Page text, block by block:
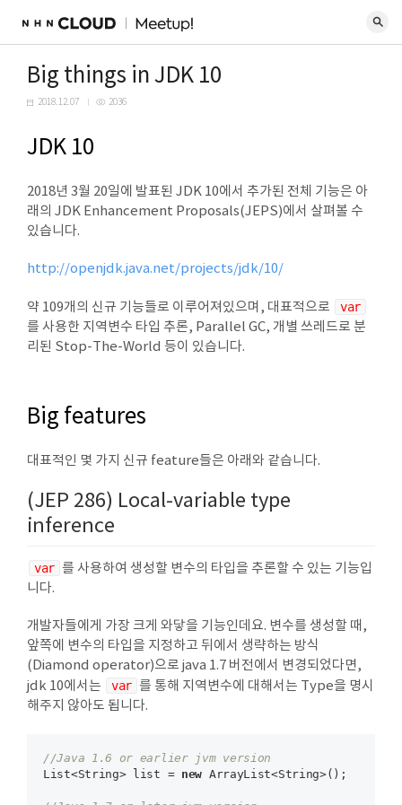
Big things in JDK 10
2018.12.07 2036
JDK 10
2018년 3월 20일에 발표된 JDK 10에서 추가된 전체 기능은 아
래의 JDK Enhancement Proposals(JEPS)에서 살펴볼 수
있습니다.
http://openjdk.java.net/projects/jdk/10/
약 109개의 신규 기능들로 이루어져있으며, 대표적으로 var
를 사용한 지역변수 타입 추론, Parallel GC, 개별 쓰레드로 분
리된 Stop-The-World 등이 있습니다.
Big features
대표적인 몇 가지 신규 feature들은 아래와 같습니다.
(JEP 286) Local-variable type
inference
var 를 사용하여 생성할 변수의 타입을 추론할 수 있는 기능입
니다.
개발자들에게 가장 크게 와닿을 기능인데요. 변수를 생성할 때,
앞쪽에 변수의 타입을 지정하고 뒤에서 생략하는 방식
(Diamond operator)으로 java 1.7 버전에서 변경되었다면,
jdk 10에서는
var 를 통해 지역변수에 대해서는 Type을 명시
해주지 않아도 됩니다.
//Java 1.6 or earlier jvm version
List<String> list = new ArrayList<String>();